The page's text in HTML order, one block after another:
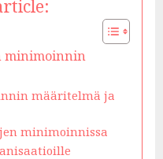
minimoinnin
määritelmä ja
minimoinnissa